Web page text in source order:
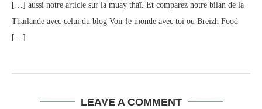
[…] aussi notre article sur la muay thaï. Et comparez notre bilan de la
Thaïlande avec celui du blog Voir le monde avec toi ou Breizh Food
[…]
LEAVE A COMMENT